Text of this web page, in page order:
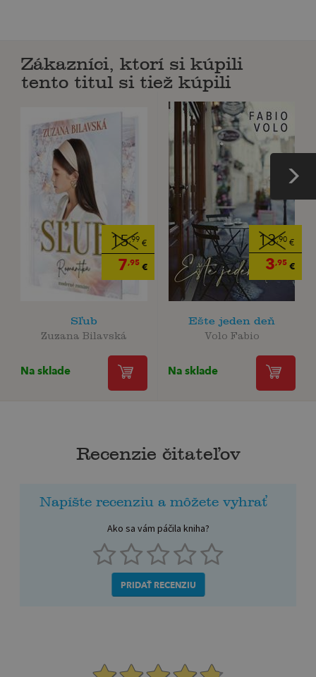
Zákazníci, ktorí si kúpili
tento titul si tiež kúpili
15,99 €
7,95€
Sľub
Zuzana Bilavská
Na sklade
13,90€
3,95€
Ešte jeden deň
Volo Fabio
Na sklade
Recenzie čitateľov
Napíšte recenziu a môžete vyhrať
Ako sa vám páčila kniha?
PRIDAŤ RECENZIU